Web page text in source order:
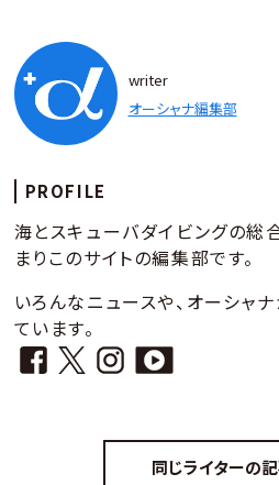
writer
オーシャナ編集部
PROFILE
海とスキューバダイビングの総
まりこのサイトの編集部です。
いろんなニュースや、オーシャ
ています。
同じライターの